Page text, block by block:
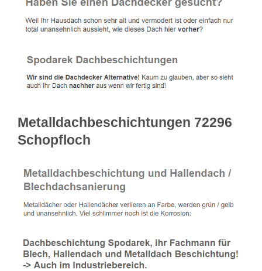
Metalldachbeschichtungen 72296
Schopfloch